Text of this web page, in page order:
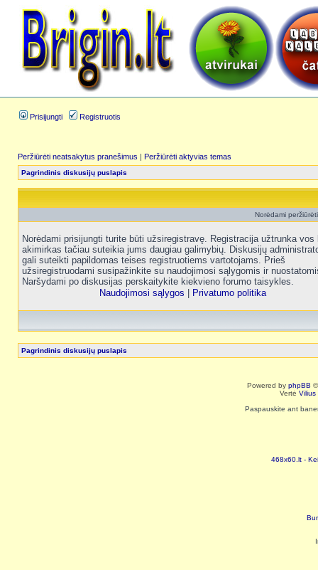
Prisijungti Registruotis
Peržiūrėti neatsakytus pranešimus | Peržiūrėti aktyvias temas
Pagrindinis diskusijų puslapis
Norėdami
Norėdami prisijungti turite būti užsiregistravę. Registracija užtrunka vos
akimirkas tačiau suteikia jums daugiau galimybių. Diskusijų
gali suteikti papildomas teises registruotiems vartotojams. Prieš
užsiregistruodami susipažinkite su naudojimosi sąlygomis ir
Naršydami po diskusijas perskaitykite kiekvieno forumo taisykles.
Naudojimosi sąlygos
Privatumo politika
Pagrindinis diskusijų puslapis
Powered by phpBB
Vertė Vilius
Paspauskite ant
468x60.lt -